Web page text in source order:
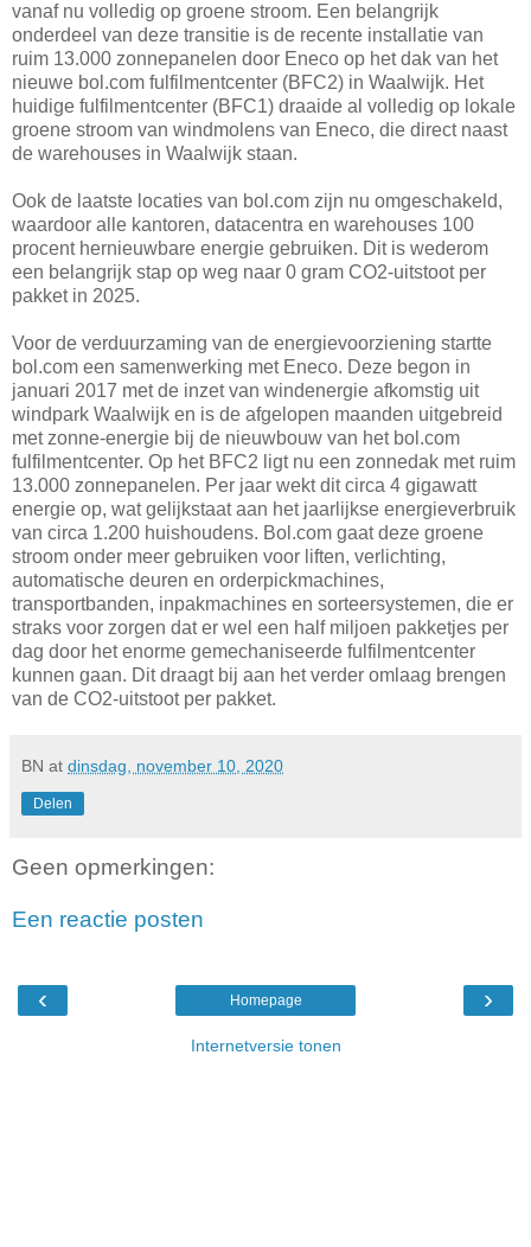
vanaf nu volledig op groene stroom. Een belangrijk
onderdeel van deze transitie is de recente installatie van
ruim 13.000 zonnepanelen door Eneco op het dak van het
nieuwe bol.com fulfilmentcenter (BFC2) in Waalwijk. Het
huidige fulfilmentcenter (BFC1) draaide al volledig op lokale
groene stroom van windmolens van Eneco, die direct naast
de warehouses in Waalwijk staan.
Ook de laatste locaties van bol.com zijn nu omgeschakeld,
waardoor alle kantoren, datacentra en warehouses 100
procent hernieuwbare energie gebruiken. Dit is wederom
een belangrijk stap op weg naar 0 gram CO2-uitstoot per
pakket in 2025.
Voor de verduurzaming van de energievoorziening startte
bol.com een samenwerking met Eneco. Deze begon in
januari 2017 met de inzet van windenergie afkomstig uit
windpark Waalwijk en is de afgelopen maanden uitgebreid
met zonne-energie bij de nieuwbouw van het bol.com
fulfilmentcenter. Op het BFC2 ligt nu een zonnedak met ruim
13.000 zonnepanelen. Per jaar wekt dit circa 4 gigawatt
energie op, wat gelijkstaat aan het jaarlijkse energieverbruik
van circa 1.200 huishoudens. Bol.com gaat deze groene
stroom onder meer gebruiken voor liften, verlichting,
automatische deuren en orderpickmachines,
transportbanden, inpakmachines en sorteersystemen, die er
straks voor zorgen dat er wel een half miljoen pakketjes per
dag door het enorme gemechaniseerde fulfilmentcenter
kunnen gaan. Dit draagt bij aan het verder omlaag brengen
van de CO2-uitstoot per pakket.
BN at dinsdag, november 10, 2020
Delen
Geen opmerkingen:
Een reactie posten
‹ ›
Homepage
Internetversie tonen